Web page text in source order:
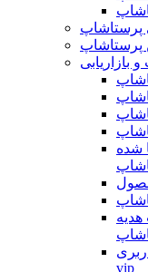
پرستاشاپ
بازاریابی
شده
vip